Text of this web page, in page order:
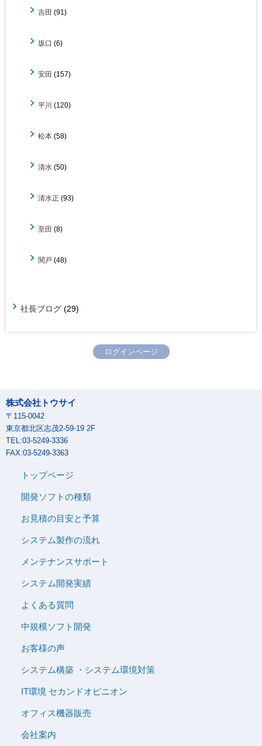
吉田 (91)
坂口 (6)
安田 (157)
平川 (120)
松本 (58)
清水 (50)
清水正 (93)
至田 (8)
関戸 (48)
社長ブログ (29)
ログインページ
株式会社トウサイ
〒115-0042
東京都北区志茂2-59-19 2F
TEL:03-5249-3336
FAX:03-5249-3363
トップページ
開発ソフトの種類
お見積の目安と予算
システム製作の流れ
メンテナンスサポート
システム開発実績
よくある質問
中規模ソフト開発
お客様の声
システム構築 ・システム環境対策
IT環境 セカンドオピニオン
オフィス機器販売
会社案内